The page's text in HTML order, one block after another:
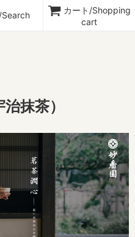
カート/Shopping
cart
抹茶）